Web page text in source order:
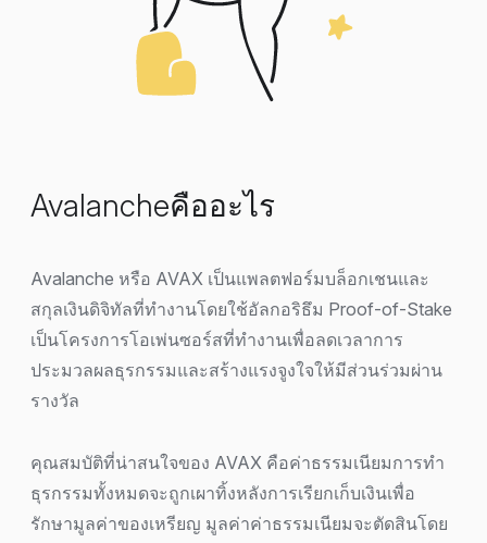
Avalancheคืออะไร
Avalanche หรือ AVAX เป็นแพลตฟอร์มบล็อกเชนและ
สกุลเงินดิจิทัลที่ทำงานโดยใช้อัลกอริธึม Proof-of-Stake
เป็นโครงการโอเพ่นซอร์สที่ทำงานเพื่อลดเวลาการ
ประมวลผลธุรกรรมและสร้างแรงจูงใจให้มีส่วนร่วมผ่าน
รางวัล
คุณสมบัติที่น่าสนใจของ AVAX คือค่าธรรมเนียมการทำ
ธุรกรรมทั้งหมดจะถูกเผาทิ้งหลังการเรียกเก็บเงินเพื่อ
รักษามูลค่าของเหรียญ มูลค่าค่าธรรมเนียมจะตัดสินโดย